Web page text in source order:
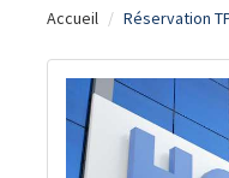
Accueil Réservation